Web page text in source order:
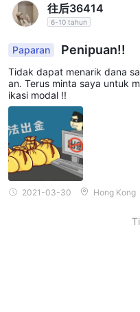
往后36414
6-10 tahun
Paparan Penipuan!!
Tidak dapat menarik dana
an. Terus minta saya untuk
ikasi modal !!
2021-03-30 Hong Kong